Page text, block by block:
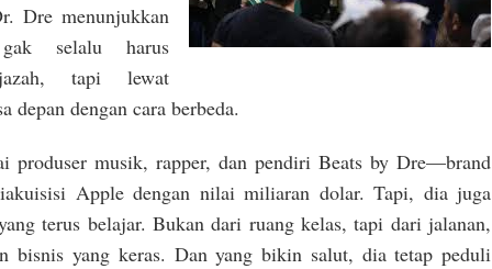
Dre menunjukkan
selalu harus
tapi lewat
depan dengan cara berbeda.
produser musik, rapper, dan pendiri Beats by Dre—brand
Apple dengan nilai miliaran dolar. Tapi, dia juga
terus belajar. Bukan dari ruang kelas, tapi dari jalanan,
bisnis yang keras. Dan yang bikin salut, dia tetap peduli